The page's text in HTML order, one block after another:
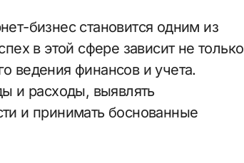
в этой сфере зависит не только
ведения финансов и учета.
и расходы, выявлять
и принимать боснованные